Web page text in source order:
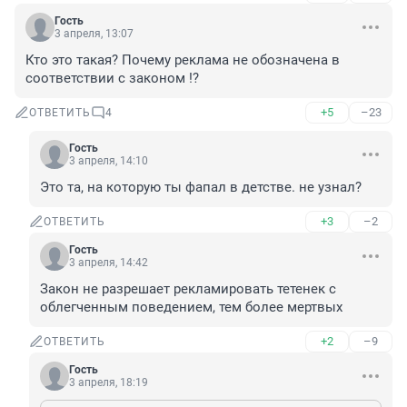
Гость
3 апреля, 13:07
Кто это такая? Почему реклама не обозначена в
соответствии с законом !?
ОТВЕТИТЬ 4 +5 –23
Гость
3 апреля, 14:10
Это та, на которую ты фапал в детстве. не узнал?
ОТВЕТИТЬ +3 –2
Гость
3 апреля, 14:42
Закон не разрешает рекламировать тетенек с
облегченным поведением, тем более мертвых
ОТВЕТИТЬ +2 –9
Гость
3 апреля, 18:19